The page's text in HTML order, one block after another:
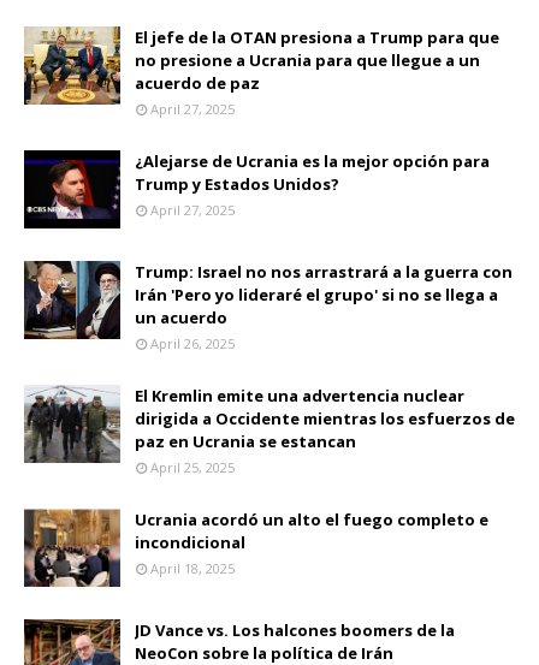
El jefe de la OTAN presiona a Trump para que
no presione a Ucrania para que llegue a un
acuerdo de paz
April 27, 2025
¿Alejarse de Ucrania es la mejor opción para
Trump y Estados Unidos?
April 27, 2025
Trump: Israel no nos arrastrará a la guerra con
Irán 'Pero yo lideraré el grupo' si no se llega a
un acuerdo
April 26, 2025
El Kremlin emite una advertencia nuclear
dirigida a Occidente mientras los esfuerzos de
paz en Ucrania se estancan
April 25, 2025
Ucrania acordó un alto el fuego completo e
incondicional
April 18, 2025
JD Vance vs. Los halcones boomers de la
NeoCon sobre la política de Irán